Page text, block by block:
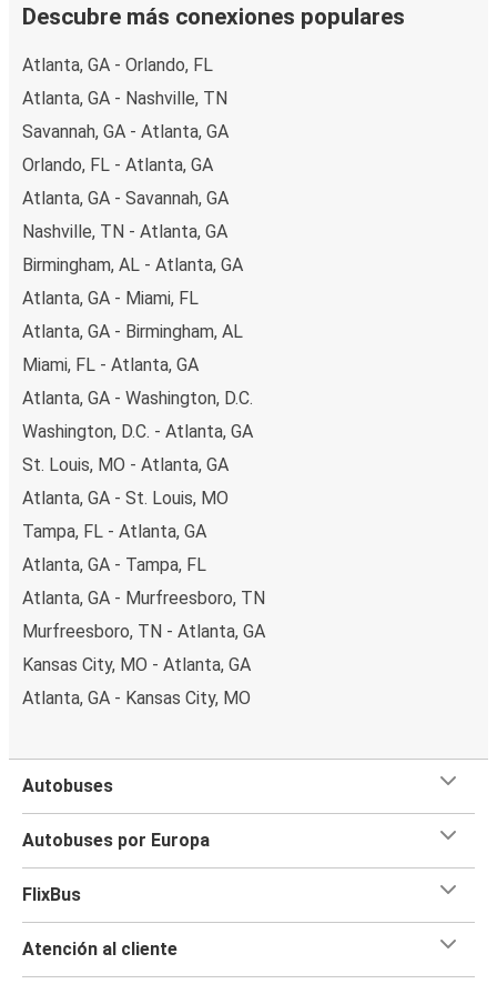
Descubre más conexiones populares
Atlanta, GA - Orlando, FL
Atlanta, GA - Nashville, TN
Savannah, GA - Atlanta, GA
Orlando, FL - Atlanta, GA
Atlanta, GA - Savannah, GA
Nashville, TN - Atlanta, GA
Birmingham, AL - Atlanta, GA
Atlanta, GA - Miami, FL
Atlanta, GA - Birmingham, AL
Miami, FL - Atlanta, GA
Atlanta, GA - Washington, D.C.
Washington, D.C. - Atlanta, GA
St. Louis, MO - Atlanta, GA
Atlanta, GA - St. Louis, MO
Tampa, FL - Atlanta, GA
Atlanta, GA - Tampa, FL
Atlanta, GA - Murfreesboro, TN
Murfreesboro, TN - Atlanta, GA
Kansas City, MO - Atlanta, GA
Atlanta, GA - Kansas City, MO
Autobuses
Autobuses por Europa
FlixBus
Atención al cliente